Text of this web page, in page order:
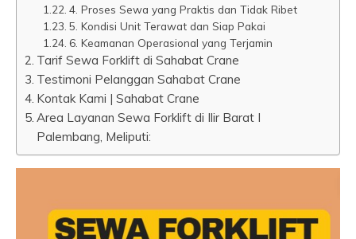
4. Proses Sewa yang Praktis dan Tidak Ribet
5. Kondisi Unit Terawat dan Siap Pakai
6. Keamanan Operasional yang Terjamin
Tarif Sewa Forklift di Sahabat Crane
Testimoni Pelanggan Sahabat Crane
Kontak Kami | Sahabat Crane
Area Layanan Sewa Forklift di Ilir Barat I
Palembang, Meliputi: